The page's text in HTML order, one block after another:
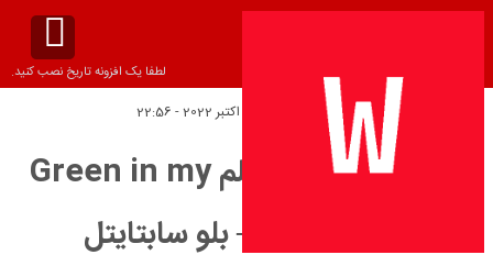
لطفا یک افزونه تاریخ نصب کنید.
تاریخ انتشار:
دانلود زیرنویس فیلم Green in my